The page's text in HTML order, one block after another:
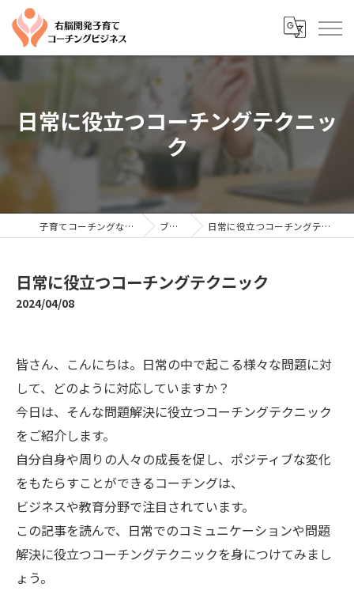
日常に役立つコーチングテクニッ
ク
子育てコーチングならYTC ブログ 日常に役立つコーチングテクニック
日常に役立つコーチングテクニック
2024/04/08
皆さん、こんにちは。日常の中で起こる様々な問題に対
して、どのように対応していますか？
今日は、そんな問題解決に役立つコーチングテクニック
をご紹介します。
自分自身や周りの人々の成長を促し、ポジティブな変化
をもたらすことができるコーチングは、
ビジネスや教育分野で注目されています。
この記事を読んで、日常でのコミュニケーションや問題
解決に役立つコーチングテクニックを身につけてみまし
ょう。